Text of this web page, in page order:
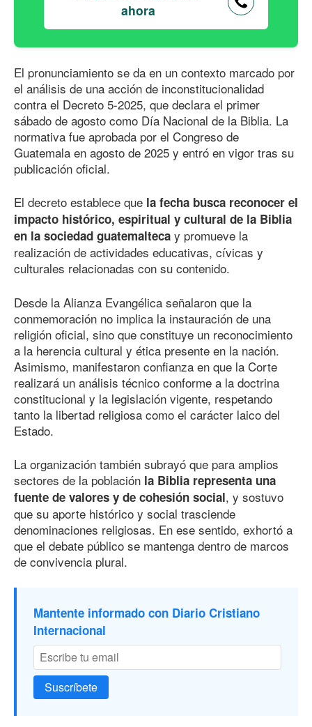
ahora
El pronunciamiento se da en un contexto marcado por
el análisis de una acción de inconstitucionalidad
contra el Decreto 5-2025, que declara el primer
sábado de agosto como Día Nacional de la Biblia. La
normativa fue aprobada por el Congreso de
Guatemala en agosto de 2025 y entró en vigor tras su
publicación oficial.
El decreto establece que la fecha busca reconocer el
impacto histórico, espiritual y cultural de la Biblia
en la sociedad guatemalteca y promueve la
realización de actividades educativas, cívicas y
culturales relacionadas con su contenido.
Desde la Alianza Evangélica señalaron que la
conmemoración no implica la instauración de una
religión oficial, sino que constituye un reconocimiento
a la herencia cultural y ética presente en la nación.
Asimismo, manifestaron confianza en que la Corte
realizará un análisis técnico conforme a la doctrina
constitucional y la legislación vigente, respetando
tanto la libertad religiosa como el carácter laico del
Estado.
La organización también subrayó que para amplios
sectores de la población la Biblia representa una
fuente de valores y de cohesión social, y sostuvo
que su aporte histórico y social trasciende
denominaciones religiosas. En ese sentido, exhortó a
que el debate público se mantenga dentro de marcos
de convivencia plural.
Mantente informado con Diario Cristiano
Internacional
Suscríbete